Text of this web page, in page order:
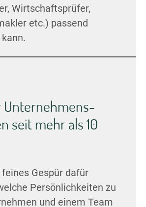
Wirtschaftsprüfer,
etc.) passend
Unternehmens­
seit mehr als 10
Gespür dafür
Persönlichkeiten zu
und einem Team